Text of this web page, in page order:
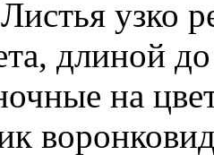
узко
длиной
на